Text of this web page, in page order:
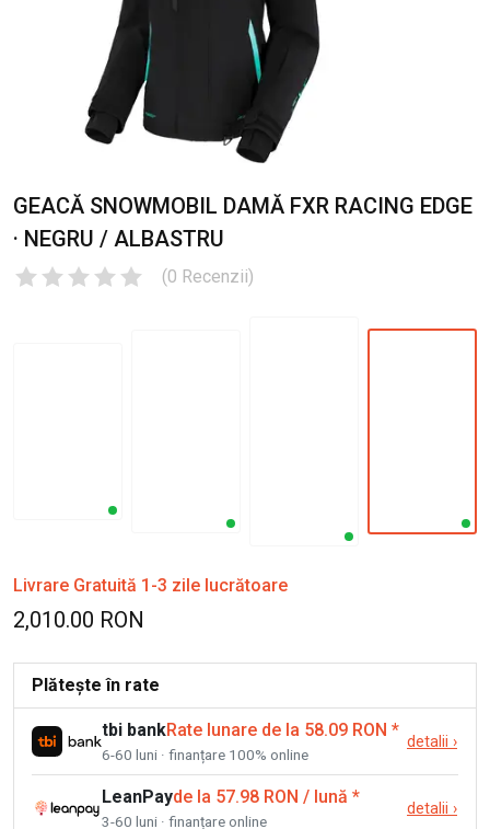
GEACĂ SNOWMOBIL DAMĂ FXR RACING EDGE
· NEGRU / ALBASTRU
(0 Recenzii)
Livrare Gratuită 1-3 zile lucrătoare
2,010.00 RON
Plătește în rate
tbi bankRate lunare de la 58.09 RON *
6-60 luni · finanțare 100% online
detalii ›
LeanPayde la 57.98 RON / lună *
3-60 luni · finanțare online
detalii ›